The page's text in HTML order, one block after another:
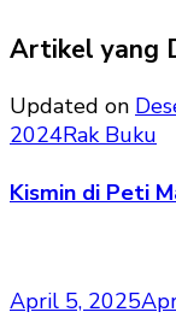
Artikel yang
Updated on
2024Rak Buku
Kismin di Peti
April 5, 2025